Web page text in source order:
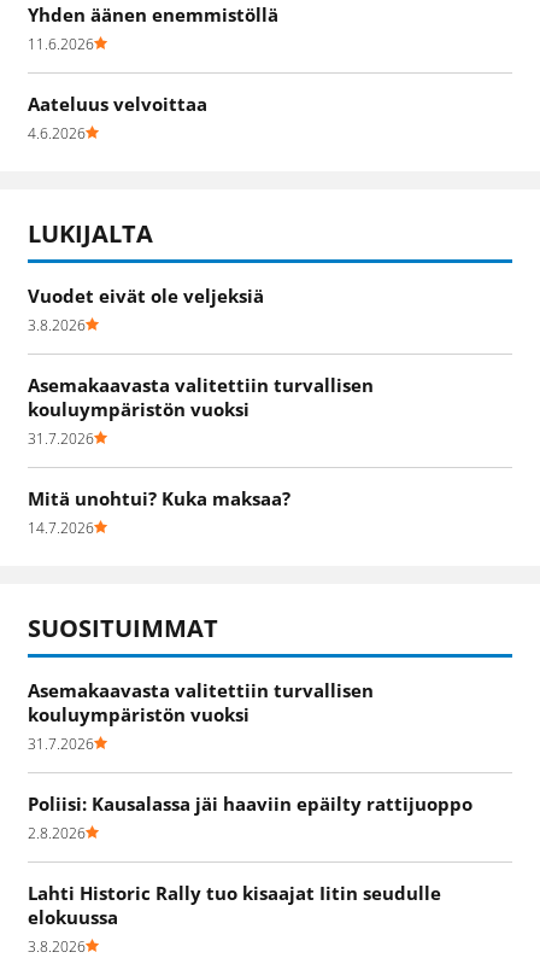
Yhden äänen enemmistöllä
11.6.2026
Aateluus velvoittaa
4.6.2026
LUKIJALTA
Vuodet eivät ole veljeksiä
3.8.2026
Asemakaavasta valitettiin turvallisen
kouluympäristön vuoksi
31.7.2026
Mitä unohtui? Kuka maksaa?
14.7.2026
SUOSITUIMMAT
Asemakaavasta valitettiin turvallisen
kouluympäristön vuoksi
31.7.2026
Poliisi: Kausalassa jäi haaviin epäilty rattijuoppo
2.8.2026
Lahti Historic Rally tuo kisaajat Iitin seudulle
elokuussa
3.8.2026